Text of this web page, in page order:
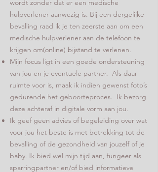
wordt zonder dat er een medische
hulpverlener aanwezig is. Bij een dergelijke
bevalling raad ik je ten zeerste aan om een
medische hulpverlener aan de telefoon te
krijgen om(online) bijstand te verlenen.
Mijn focus ligt in een goede ondersteuning
van jou en je eventuele partner. Als daar
ruimte voor is, maak ik indien gewenst foto’s
gedurende het geboorteproces. Ik bezorg
deze achteraf in digitale vorm aan jou.
Ik geef geen advies of begeleiding over wat
voor jou het beste is met betrekking tot de
bevalling of de gezondheid van jouzelf of je
baby. Ik bied wel mijn tijd aan, fungeer als
sparringpartner en/of bied informatieve